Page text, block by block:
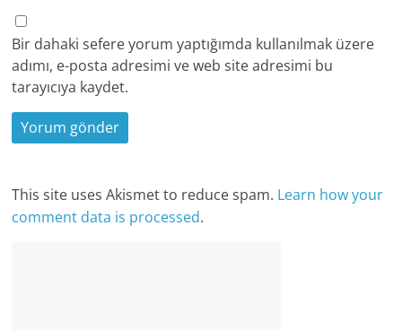
Bir dahaki sefere yorum yaptığımda kullanılmak üzere
adımı, e-posta adresimi ve web site adresimi bu
tarayıcıya kaydet.
This site uses Akismet to reduce spam. Learn how your
comment data is processed.